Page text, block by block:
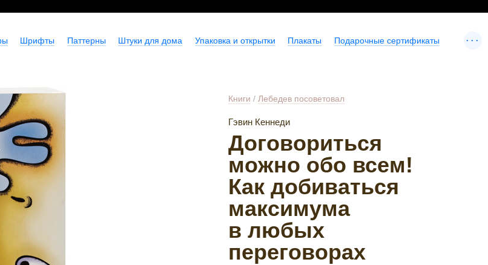
Шрифты Паттерны Штуки для дома Упаковка и открытки Плакаты Подарочные сертификаты ...
Книги / Лебедев посоветовал
Гэвин Кеннеди
Договориться
можно обо всем!
Как добиваться
максимума
в любых
переговорах